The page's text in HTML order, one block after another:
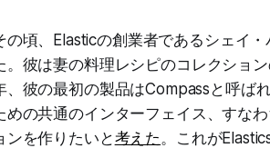
の頃、Elasticの創業者であるシェイ
。彼は妻の料理レシピのコレクショ
、彼の最初の製品はCompassと呼ば
めの共通のインターフェイス、すな
ンを作りたいと考えた。これが